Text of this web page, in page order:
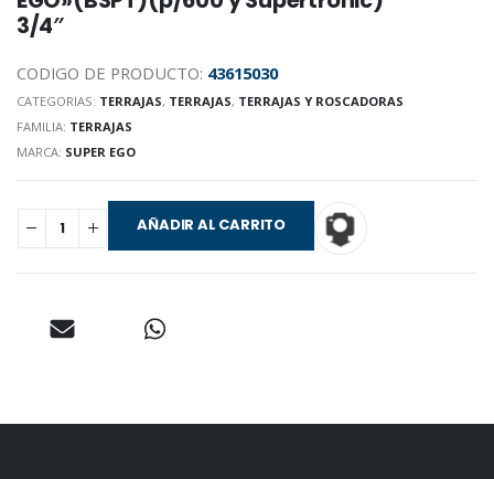
3/4″
CODIGO DE PRODUCTO: 43615030
CATEGORIAS: TERRAJAS, TERRAJAS, TERRAJAS Y ROSCADORAS
FAMILIA: TERRAJAS
MARCA: SUPER EGO
AÑADIR AL CARRITO